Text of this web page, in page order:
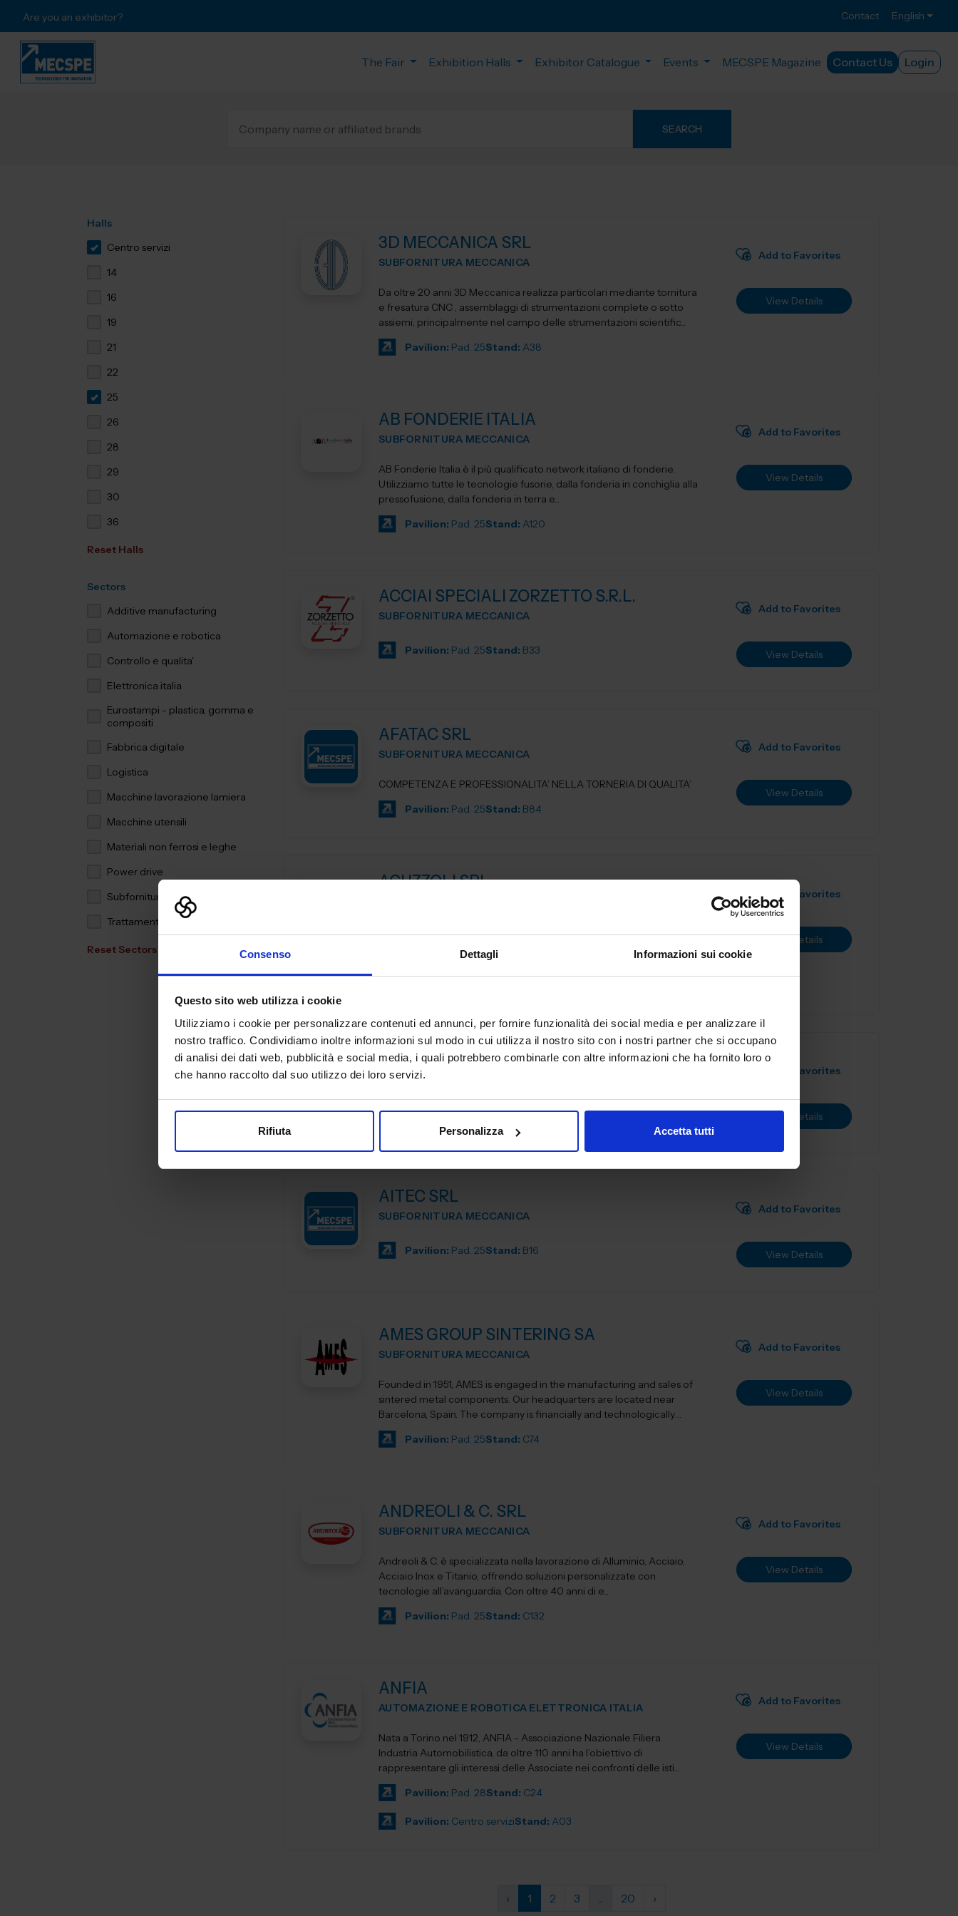
Consenso Dettagli Informazioni sui cookie
Questo sito web utilizza i cookie
Utilizziamo i cookie per personalizzare contenuti ed annunci, per fornire funzionalità dei social media e per analizzare il
nostro traffico. Condividiamo inoltre informazioni sul modo in cui utilizza il nostro sito con i nostri partner che si occupano
di analisi dei dati web, pubblicità e social media, i quali potrebbero combinarle con altre informazioni che ha fornito loro o
che hanno raccolto dal suo utilizzo dei loro servizi.
Rifiuta Personalizza Accetta tutti
Are you an exhibitor? Contact English
The Fair Exhibition Halls Exhibitor Catalogue Events MECSPE Magazine Contact Us Login
SEARCH
Halls
Centro servizi
14
16
19
21
22
25
26
28
29
30
36
Reset Halls
Sectors
Additive manufacturing
Automazione e robotica
Controllo e qualita'
Elettronica italia
Eurostampi - plastica, gomma e
compositi
Fabbrica digitale
Logistica
Macchine lavorazione lamiera
Macchine utensili
Materiali non ferrosi e leghe
Power drive
Subfornitura meccanica
Trattamenti e finiture
Reset Sectors
3D MECCANICA SRL
SUBFORNITURA MECCANICA
Da oltre 20 anni 3D Meccanica realizza particolari mediante tornitura
e fresatura CNC , assemblaggi di strumentazioni complete o sotto
assiemi, principalmente nel campo delle strumentazioni scientific...
Pavilion: Pad. 25Stand: A38
Add to Favorites
View Details
AB FONDERIE ITALIA
SUBFORNITURA MECCANICA
AB Fonderie Italia è il più qualificato network italiano di fonderie.
Utilizziamo tutte le tecnologie fusorie, dalla fonderia in conchiglia alla
pressofusione, dalla fonderia in terra e...
Pavilion: Pad. 25Stand: A120
Add to Favorites
View Details
ACCIAI SPECIALI ZORZETTO S.R.L.
SUBFORNITURA MECCANICA
Pavilion: Pad. 25Stand: B33
Add to Favorites
View Details
AFATAC SRL
SUBFORNITURA MECCANICA
COMPETENZA E PROFESSIONALITA’ NELLA TORNERIA DI QUALITA’
Pavilion: Pad. 25Stand: B84
Add to Favorites
View Details
AGUZZOLI SRL
stampi, curiamo ogni fase della produzione e accompagnia...
Add to Favorites
View Details
AIROLDI METALLI SPA
SUBFORNITURA MECCANICA
Pavilion:Pad. 25Stand:B43
Add to Favorites
View Details
AITEC SRL
SUBFORNITURA MECCANICA
Pavilion: Pad. 25Stand: B16
Add to Favorites
View Details
AMES GROUP SINTERING SA
SUBFORNITURA MECCANICA
Founded in 1951, AMES is engaged in the manufacturing and sales of
sintered metal components. Our headquarters are located near
Barcelona, Spain. The company is financially and technologically
indepe...
Pavilion: Pad. 25Stand: C74
Add to Favorites
View Details
ANDREOLI & C. SRL
SUBFORNITURA MECCANICA
Andreoli & C. è specializzata nella lavorazione di Alluminio, Acciaio,
Acciaio Inox e Titanio, offrendo soluzioni personalizzate con
tecnologie all’avanguardia. Con oltre 40 anni di e...
Pavilion: Pad. 25Stand: C132
Add to Favorites
View Details
ANFIA
AUTOMAZIONE E ROBOTICA ELETTRONICA ITALIA
Nata a Torino nel 1912, ANFIA - Associazione Nazionale Filiera
Industria Automobilistica, da oltre 110 anni ha l’obiettivo di
rappresentare gli interessi delle Associate nei confronti delle isti...
Pavilion: Pad. 28Stand: C24
Pavilion: Centro serviziStand: A03
Add to Favorites
View Details
‹ 1 2 3 ... 20 ›